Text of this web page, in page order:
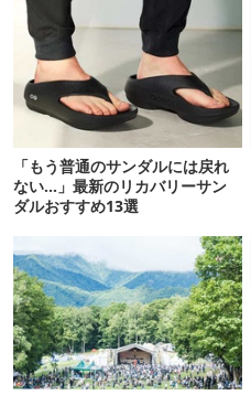
「もう普通のサンダルには戻れ
ない…」最新のリカバリーサン
ダルおすすめ13選